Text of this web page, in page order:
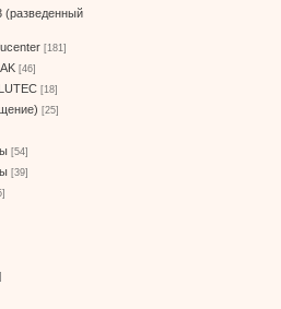
(разведенный
[181]
[46]
[18]
[25]
[54]
[39]